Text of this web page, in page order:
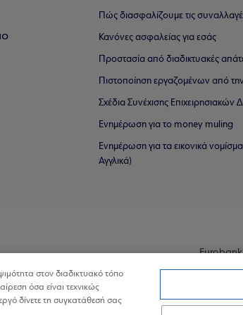
Πώς διασφαλίζουμε τις
Κανόνες ασφαλείας για εσάς
Προστασία από διαδικτυακές
Πιστοποίηση εργαζομένων από
Σχέδια Συνέχισης Επιχειρησιακών
Ενημέρωση για το money muling
Ενημέρωση για τα εικονικά
Αγγλικά)
στον διαδικτυακό τόπο
όσα είναι τεχνικώς
δίνετε τη συγκατάθεσή σας